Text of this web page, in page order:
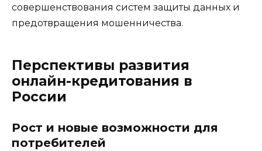
совершенствования систем защиты данных и
предотвращения мошенничества.
Перспективы развития
онлайн-кредитования в
России
Рост и новые возможности для
потребителей